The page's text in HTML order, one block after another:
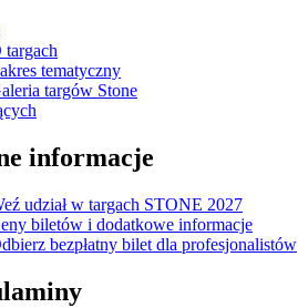
targach
tematyczny
targów Stone
informacje
udział w targach STONE 2027
biletów i dodatkowe informacje
bezpłatny bilet dla profesjonalistów